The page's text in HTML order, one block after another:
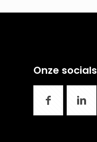
Onze socials